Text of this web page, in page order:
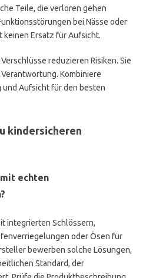
Teile, die verloren gehen
bei Nässe oder
keinen Ersatz für Aufsicht.
reduzieren Risiken. Sie
Kombiniere
und Aufsicht für den besten
kindersicheren
echten
integrierten Schlössern,
oder Ösen für
bewerben solche Lösungen,
Standard, der